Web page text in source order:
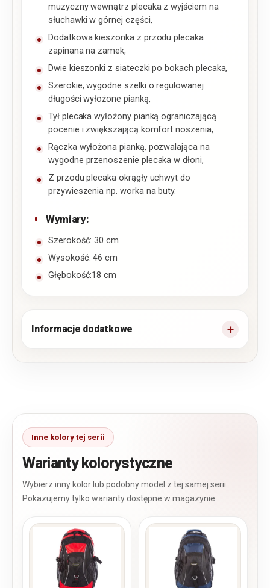
muzyczny wewnątrz plecaka z wyjściem na
słuchawki w górnej części,
Dodatkowa kieszonka z przodu plecaka
zapinana na zamek,
Dwie kieszonki z siateczki po bokach plecaka,
Szerokie, wygodne szelki o regulowanej
długości wyłożone pianką,
Tył plecaka wyłożony pianką ograniczającą
pocenie i zwiększającą komfort noszenia,
Rączka wyłożona pianką, pozwalająca na
wygodne przenoszenie plecaka w dłoni,
Z przodu plecaka okrągły uchwyt do
przywieszenia np. worka na buty.
Wymiary:
Szerokość: 30 cm
Wysokość: 46 cm
Głębokość:18 cm
Informacje dodatkowe
Warianty kolorystyczne